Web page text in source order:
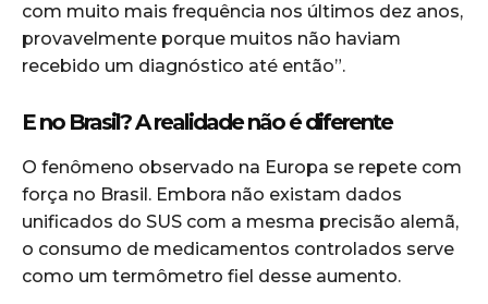
com muito mais frequência nos últimos dez anos,
provavelmente porque muitos não haviam
recebido um diagnóstico até então”.
E no Brasil? A realidade não é diferente
O fenômeno observado na Europa se repete com
força no Brasil. Embora não existam dados
unificados do SUS com a mesma precisão alemã,
o consumo de medicamentos controlados serve
como um termômetro fiel desse aumento.